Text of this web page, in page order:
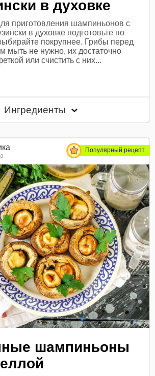
в духовке
приготовления шампиньонов с
в духовке подготовьте по
покрупнее. Грибы перед
мыть не нужно, их достаточно
или счистить с них...
Ингредиенты
Популярный рецепт
шампиньоны